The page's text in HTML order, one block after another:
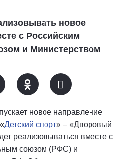
новое
с Российским
и Министерством
новое направление
Детский спорт» – «Дворовый
реализовываться вместе с
союзом (РФС) и